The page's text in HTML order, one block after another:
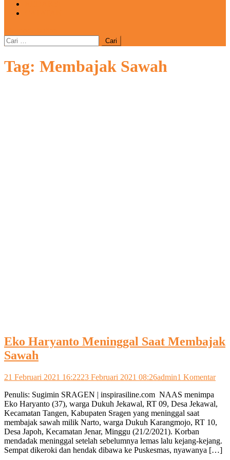
Cari
untuk:
Tag: Membajak Sawah
Eko Haryanto Meninggal Saat Membajak
Sawah
21 Februari 2021 16:2223 Februari 2021 08:26admin1 Komentarpada
Penulis: Sugimin SRAGEN | inspirasiline.com NAAS menimpa
Eko Haryanto (37), warga Dukuh Jekawal, RT 09, Desa Jekawal,
Kecamatan Tangen, Kabupaten Sragen yang meninggal saat
membajak sawah milik Narto, warga Dukuh Karangmojo, RT 10,
Desa Japoh, Kecamatan Jenar, Minggu (21/2/2021). Korban
mendadak meninggal setelah sebelumnya lemas lalu kejang-kejang.
Sempat dikeroki dan hendak dibawa ke Puskesmas, nyawanya […]